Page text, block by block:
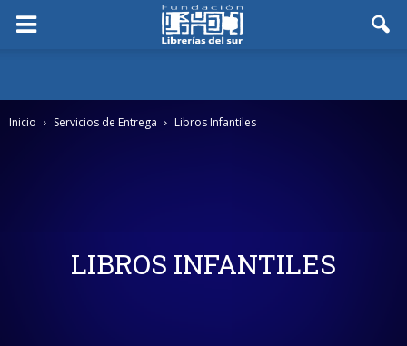
Inicio Servicios de Entrega Libros Infantiles
LIBROS INFANTILES